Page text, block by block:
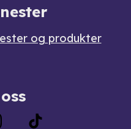
og produkter